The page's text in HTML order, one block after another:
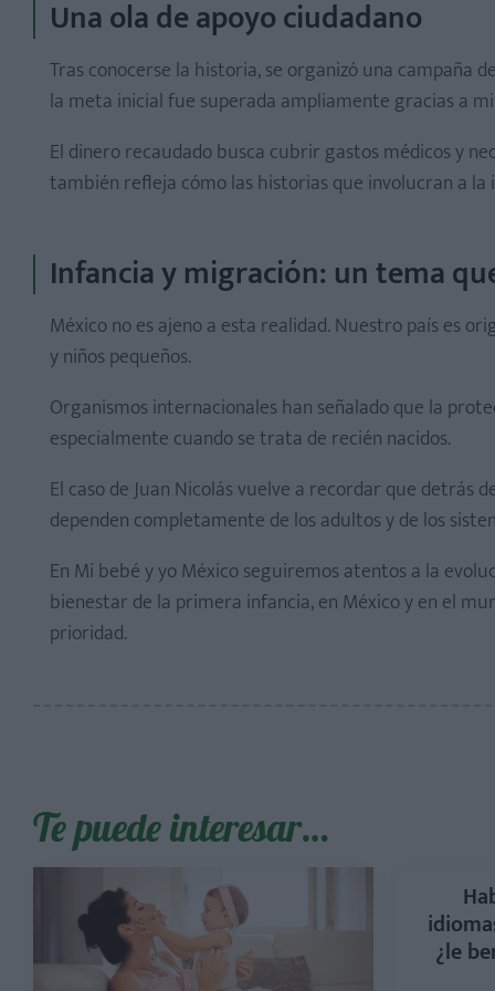
Una ola de apoyo ciudadano
Tras conocerse la historia, se organizó una campaña
la meta inicial fue superada ampliamente gracias a
El dinero recaudado busca cubrir gastos médicos y
también refleja cómo las historias que involucran a
Infancia y migración: un tema
México no es ajeno a esta realidad. Nuestro país es
y niños pequeños.
Organismos internacionales han señalado que la
especialmente cuando se trata de recién nacidos.
El caso de Juan Nicolás vuelve a recordar que detrás
dependen completamente de los adultos y de los
En Mi bebé y yo México seguiremos atentos a la
bienestar de la primera infancia, en México y en el
prioridad.
Te puede interesar…
¿le